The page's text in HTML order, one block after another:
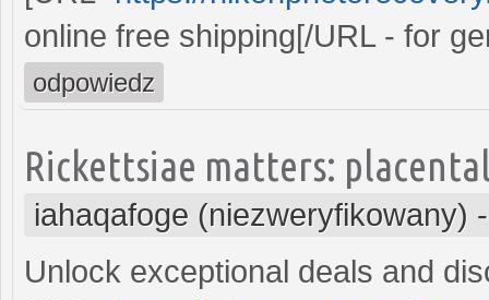
online free shipping[/URL - for
odpowiedz
Rickettsiae matters:
iahaqafoge (niezweryfikowany)
Unlock exceptional deals and